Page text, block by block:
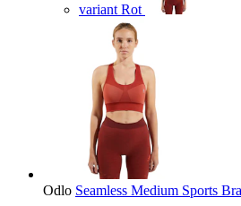
variant Rot
Odlo Seamless Medium Sports